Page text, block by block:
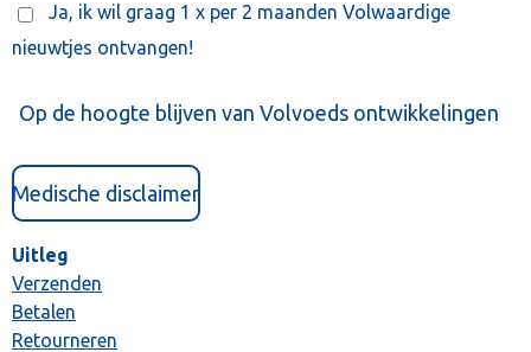
Ja, ik wil graag 1 x per 2 maanden Volwaardige
nieuwtjes ontvangen!
Op de hoogte blijven van Volvoeds ontwikkelingen
Medische disclaimer
Uitleg
Verzenden
Betalen
Retourneren